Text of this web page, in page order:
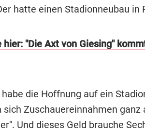
hatte einen Stadionneubau in
hier: "Die Axt von Giesing"
die Hoffnung auf ein
sich Zuschauereinnahmen
Und dieses Geld brauche